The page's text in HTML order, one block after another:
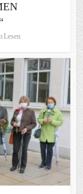
Lesen